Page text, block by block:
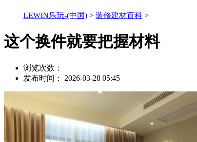
LEWIN乐玩-(中国) > 装修建材百科 >
这个换件就要把握材料
浏览次数：
发布时间： 2026-03-28 05:45